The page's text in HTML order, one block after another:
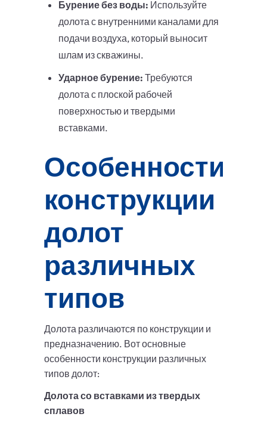
Бурение без воды: Используйте
долота с внутренними каналами для
подачи воздуха, который выносит
шлам из скважины.
Ударное бурение: Требуются
долота с плоской рабочей
поверхностью и твердыми
вставками.
Особенности
конструкции
долот
различных
типов
Долота различаются по конструкции и
предназначению. Вот основные
особенности конструкции различных
типов долот:
Долота со вставками из твердых
сплавов